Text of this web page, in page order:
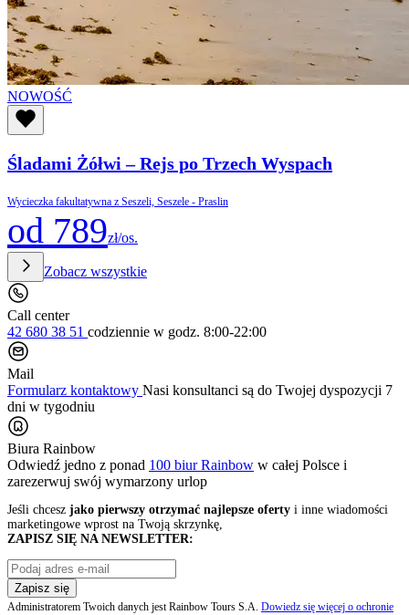
NOWOŚĆ
Śladami Żółwi – Rejs po Trzech Wyspach
Wycieczka fakultatywna z Seszeli, Seszele - Praslin
od 789zł/os.
Zobacz wszystkie
Call center
42 680 38 51 codziennie w godz. 8:00-22:00
Mail
Formularz kontaktowy Nasi konsultanci są do Twojej dyspozycji 7
dni w tygodniu
Biura Rainbow
Odwiedź jedno z ponad 100 biur Rainbow w całej Polsce i
zarezerwuj swój wymarzony urlop
Jeśli chcesz jako pierwszy otrzymać najlepsze oferty i inne wiadomości
marketingowe wprost na Twoją skrzynkę,
ZAPISZ SIĘ NA NEWSLETTER:
Zapisz się
Administratorem Twoich danych jest Rainbow Tours S.A. Dowiedz się więcej o ochronie